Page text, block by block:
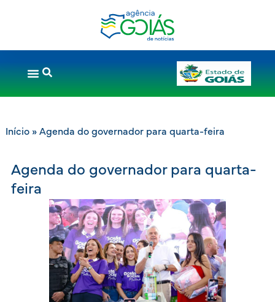
Início» Agenda do governador para quarta-feira
Agenda do governador para quarta-
feira